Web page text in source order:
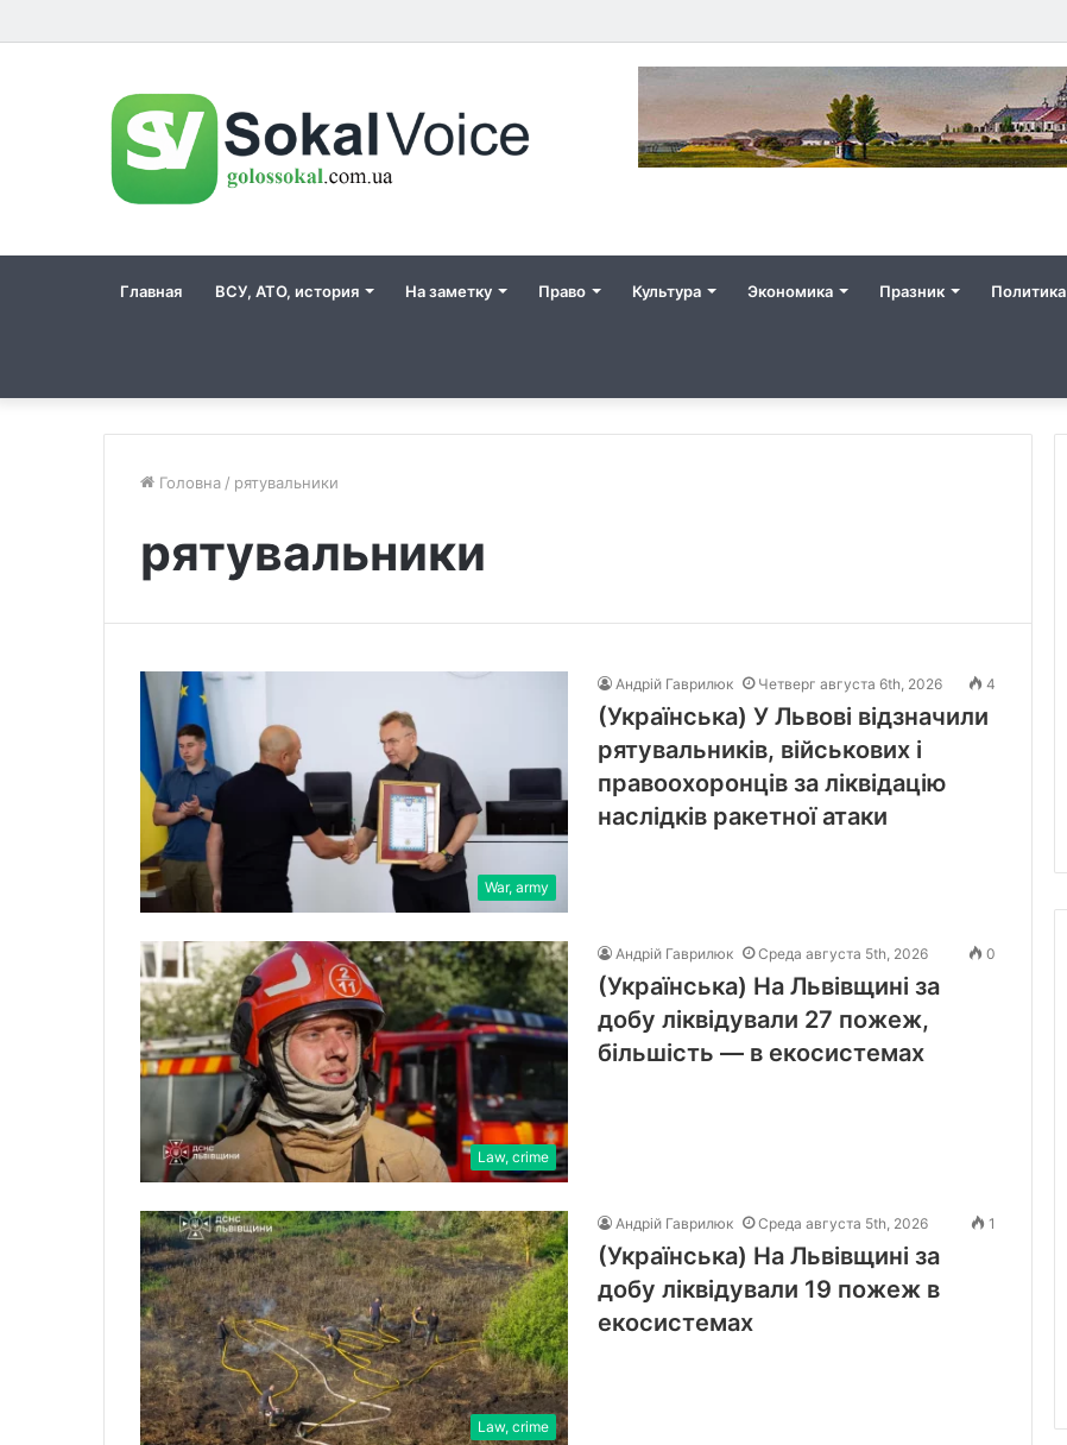
Главная ВСУ, АТО, история На заметку Право Культура Экономика Празник Политика
Головна / рятувальники
рятувальники
War, army
Андрій Гаврилюк Четверг августа 6th, 2026 4
(Українська) У Львові відзначили
рятувальників, військових і
правоохоронців за ліквідацію
наслідків ракетної атаки
Law, crime
Андрій Гаврилюк Среда августа 5th, 2026 0
(Українська) На Львівщині за
добу ліквідували 27 пожеж,
більшість — в екосистемах
Law, crime
Андрій Гаврилюк Среда августа 5th, 2026 1
(Українська) На Львівщині за
добу ліквідували 19 пожеж в
екосистемах